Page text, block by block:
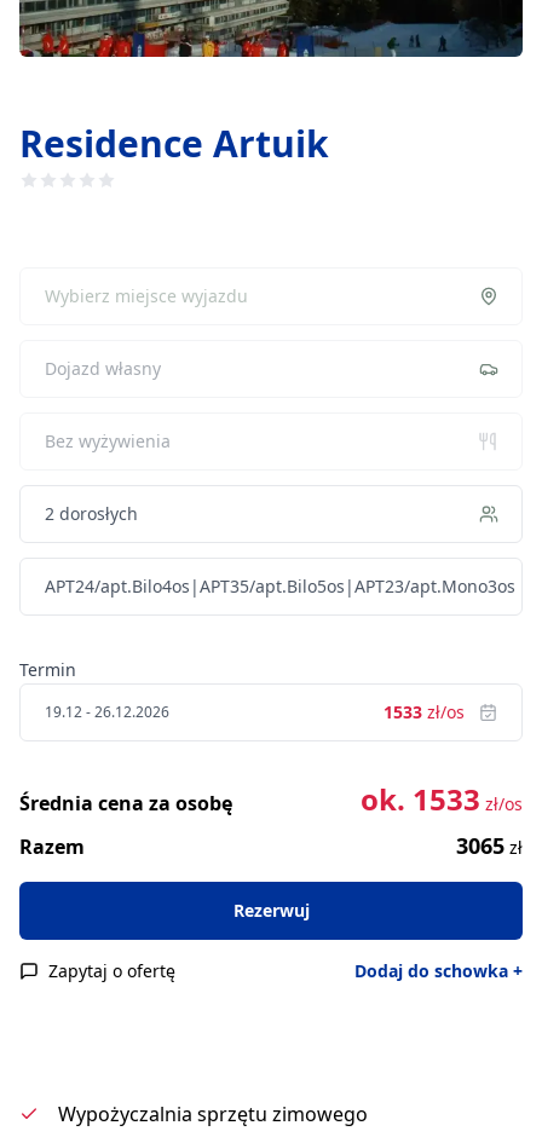
Residence Artuik
Bez wyżywienia
APT24/apt.Bilo4os|APT35/apt.Bilo5os|APT23/apt.Mono3os
Termin
19.12 - 26.12.2026 1533 zł/os
Średnia cena za osobę ok. 1533 zł/os
Razem 3065 zł
Rezerwuj
Zapytaj o ofertę Dodaj do schowka +
Wypożyczalnia sprzętu zimowego